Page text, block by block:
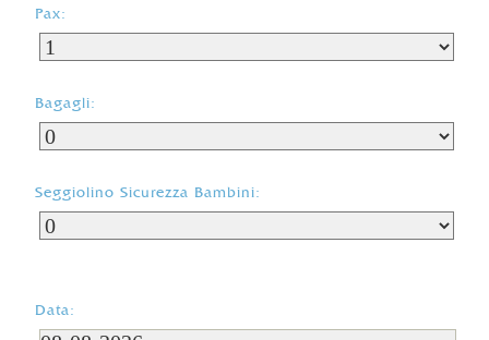
Pax:
Bagagli:
Seggiolino Sicurezza Bambini:
Data: